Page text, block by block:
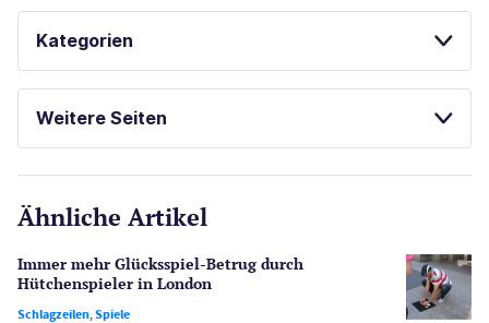
SPIELAUTOMATEN ONLINE SPIELEN
KOSTENLOSE SPIELE
Kategorien
Gesetzgebung
Lotterie
Weitere Seiten
CasinoOnline.de
PayPal Casinos
Ähnliche Artikel
Immer mehr Glücksspiel-Betrug durch
Hütchenspieler in London
Schlagzeilen,Spiele